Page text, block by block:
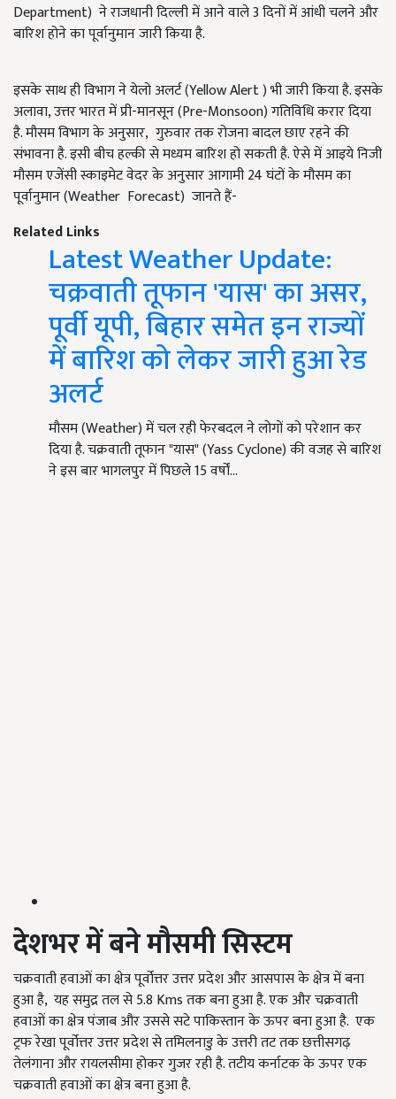
Department) ने राजधानी दिल्ली में आने वाले 3 दिनों में आंधी चलने और
बारिश होने का पूर्वानुमान जारी किया है.
इसके साथ ही विभाग ने येलो अलर्ट (Yellow Alert ) भी जारी किया है. इसके
अलावा, उत्तर भारत में प्री-मानसून (Pre-Monsoon) गतिविधि करार दिया
है. मौसम विभाग के अनुसार, गुरुवार तक रोजना बादल छाए रहने की
संभावना है. इसी बीच हल्की से मध्यम बारिश हो सकती है. ऐसे में आइये निजी
मौसम एजेंसी स्काइमेट वेदर के अनुसार आगामी 24 घंटों के मौसम का
पूर्वानुमान (Weather Forecast) जानते हैं-
Related Links
Latest Weather Update:
चक्रवाती तूफान 'यास' का असर,
पूर्वी यूपी, बिहार समेत इन राज्यों
में बारिश को लेकर जारी हुआ रेड
अलर्ट
मौसम (Weather) में चल रही फेरबदल ने लोगों को परेशान कर
दिया है. चक्रवाती तूफान "यास" (Yass Cyclone) की वजह से बारिश
ने इस बार भागलपुर में पिछले 15 वर्षों…
देशभर में बने मौसमी सिस्टम
चक्रवाती हवाओं का क्षेत्र पूर्वोत्तर उत्तर प्रदेश और आसपास के क्षेत्र में बना
हुआ है, यह समुद्र तल से 5.8 Kms तक बना हुआ है. एक और चक्रवाती
हवाओं का क्षेत्र पंजाब और उससे सटे पाकिस्तान के ऊपर बना हुआ है. एक
ट्रफ रेखा पूर्वोत्तर उत्तर प्रदेश से तमिलनाडु के उत्तरी तट तक छत्तीसगढ़
तेलंगाना और रायलसीमा होकर गुजर रही है. तटीय कर्नाटक के ऊपर एक
चक्रवाती हवाओं का क्षेत्र बना हुआ है.